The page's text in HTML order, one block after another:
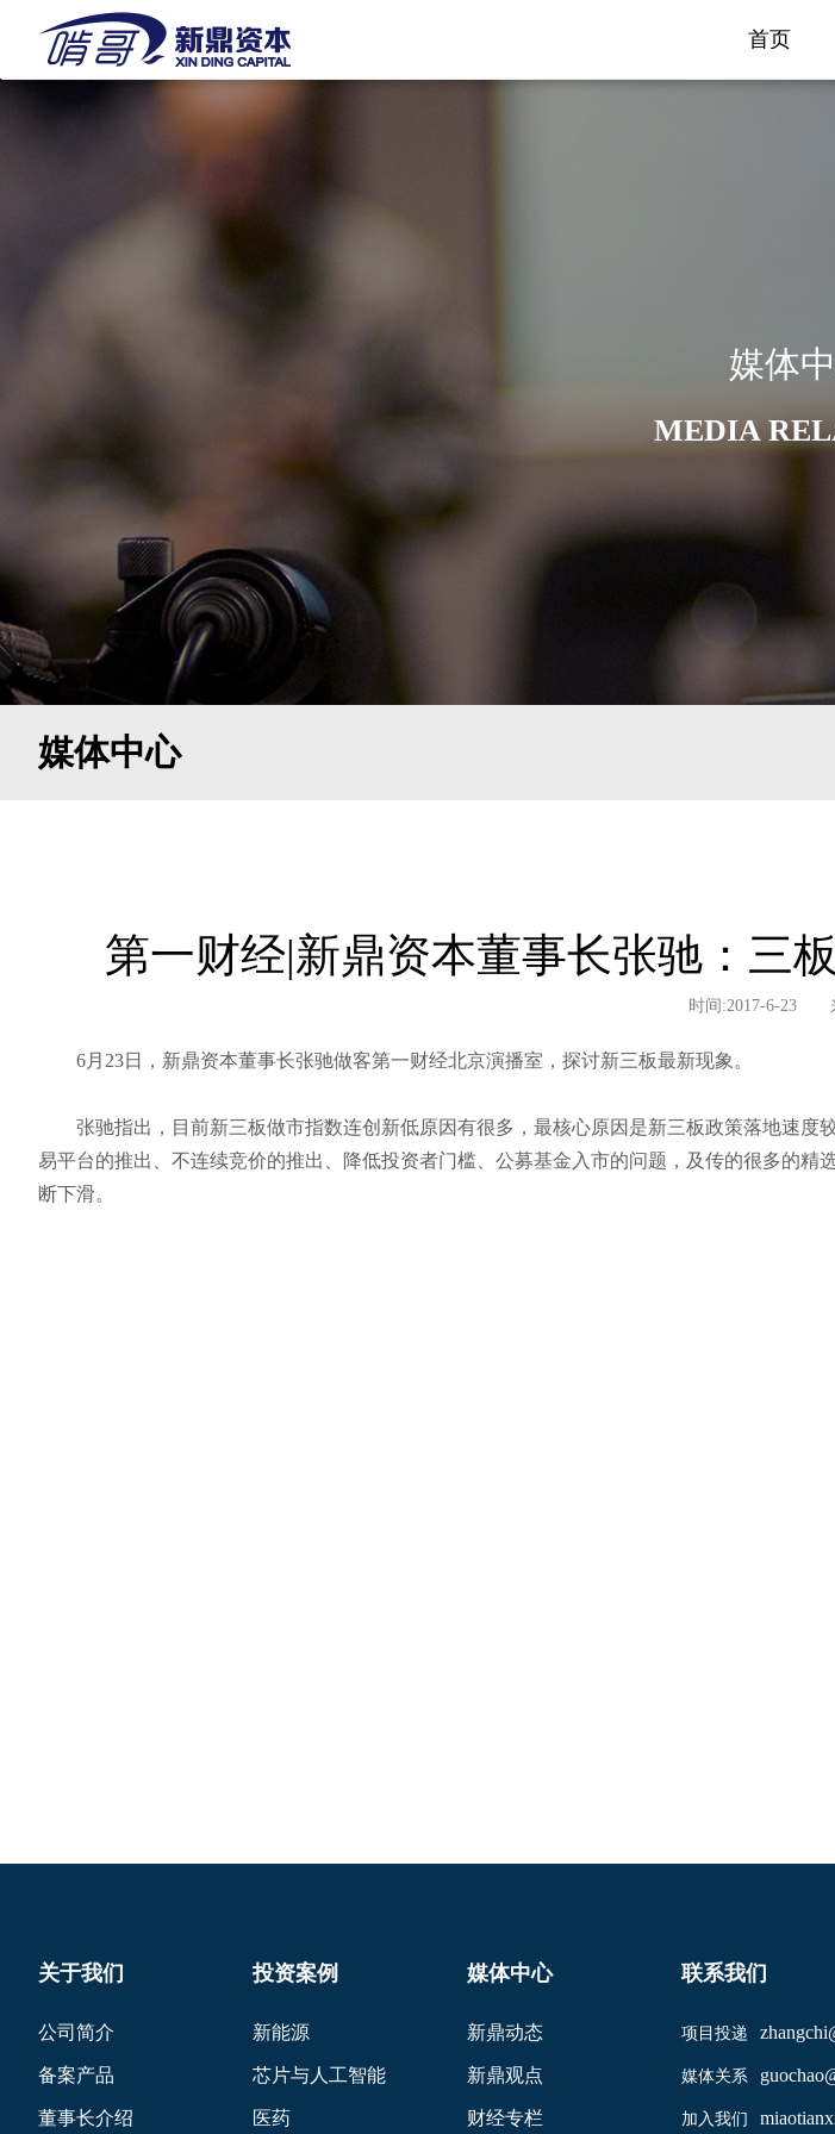
首页
媒体
MEDIA
媒体中心
第一财经|新鼎资本董事长张驰：三
时间:2017-6-23
6月23日，新鼎资本董事长张驰做客第一财经北京演播室，探讨新三板最新现象。
张驰指出，目前新三板做市指数连创新低原因有很多，最核心原因是新三板政策落地速度
易平台的推出、不连续竞价的推出、降低投资者门槛、公募基金入市的问题，及传的很多的
断下滑。
关于我们
公司简介
备案产品
董事长介绍
投资案例
新能源
芯片与人工智能
医药
媒体中心
新鼎动态
新鼎观点
财经专栏
联系我们
项目投递
媒体关系
加入我们